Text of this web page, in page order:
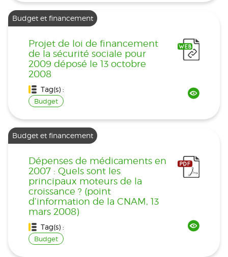
Budget et financement
Projet de loi de financement
de la sécurité sociale pour
2009 déposé le 13 octobre
2008
Tag(s) :
Budget
Budget et financement
Dépenses de médicaments en
2007 : Quels sont les
principaux moteurs de la
croissance ? (point
d’information de la CNAM, 13
mars 2008)
Tag(s) :
Budget